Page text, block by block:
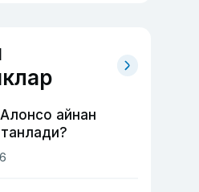
айнан